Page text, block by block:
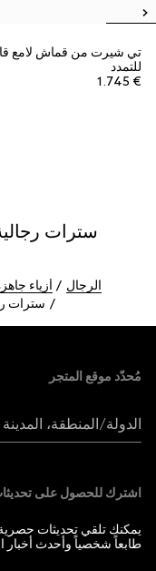
تي شيرت من قماش لامع
للتمدد
€ 1.745
سترات
الرجال أزياء
سترات
مُحدّد موقع المتجر
الدولة/المنطقة، المدينة
اشترك للحصول على
يمكنك تلقي تحديثات
طابعاً شخصياً وأحدث أخبار